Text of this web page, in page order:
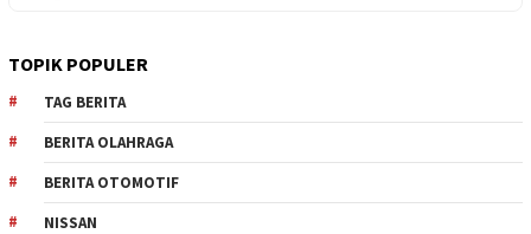
TOPIK POPULER
TAG BERITA
BERITA OLAHRAGA
BERITA OTOMOTIF
NISSAN